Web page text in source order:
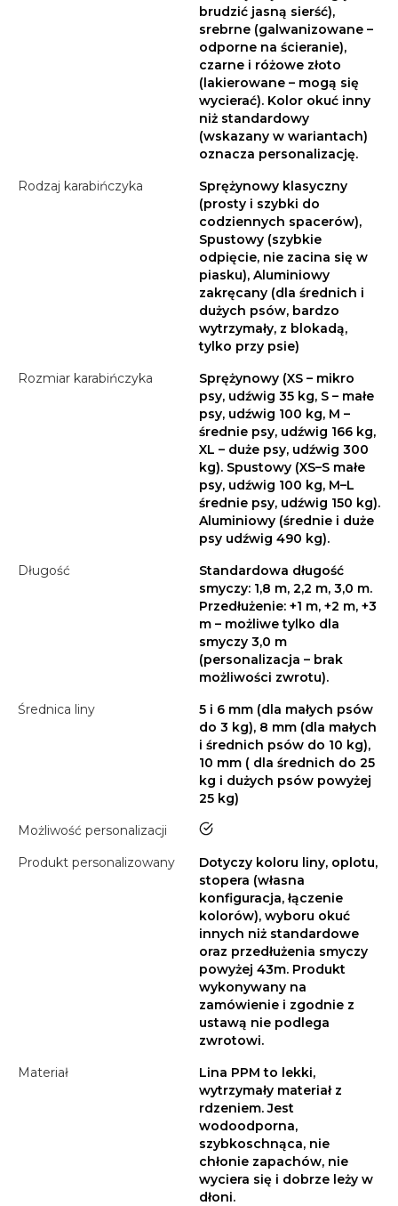
brudzić jasną sierść),
srebrne (galwanizowane –
odporne na ścieranie),
czarne i różowe złoto
(lakierowane – mogą się
wycierać). Kolor okuć inny
niż standardowy
(wskazany w wariantach)
oznacza personalizację.
Rodzaj karabińczyka
Sprężynowy klasyczny
(prosty i szybki do
codziennych spacerów),
Spustowy (szybkie
odpięcie, nie zacina się w
piasku), Aluminiowy
zakręcany (dla średnich i
dużych psów, bardzo
wytrzymały, z blokadą,
tylko przy psie)
Rozmiar karabińczyka
Sprężynowy (XS – mikro
psy, udźwig 35 kg, S – małe
psy, udźwig 100 kg, M –
średnie psy, udźwig 166 kg,
XL – duże psy, udźwig 300
kg). Spustowy (XS–S małe
psy, udźwig 100 kg, M–L
średnie psy, udźwig 150 kg).
Aluminiowy (średnie i duże
psy udźwig 490 kg).
Długość
Standardowa długość
smyczy: 1,8 m, 2,2 m, 3,0 m.
Przedłużenie: +1 m, +2 m, +3
m – możliwe tylko dla
smyczy 3,0 m
(personalizacja – brak
możliwości zwrotu).
Średnica liny
5 i 6 mm (dla małych psów
do 3 kg), 8 mm (dla małych
i średnich psów do 10 kg),
10 mm ( dla średnich do 25
kg i dużych psów powyżej
25 kg)
Możliwość personalizacji
tak
Produkt personalizowany
Dotyczy koloru liny, oplotu,
stopera (własna
konfiguracja, łączenie
kolorów), wyboru okuć
innych niż standardowe
oraz przedłużenia smyczy
powyżej 43m. Produkt
wykonywany na
zamówienie i zgodnie z
ustawą nie podlega
zwrotowi.
Materiał
Lina PPM to lekki,
wytrzymały materiał z
rdzeniem. Jest
wodoodporna,
szybkoschnąca, nie
chłonie zapachów, nie
wyciera się i dobrze leży w
dłoni.